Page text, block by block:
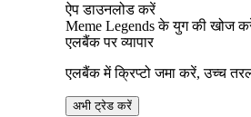
ऐप डाउनलोड करें
Meme Legends के युग की खोज
एलबैंक पर व्यापार
एलबैंक में क्रिप्टो जमा करें, उच्च
अभी ट्रेड करें